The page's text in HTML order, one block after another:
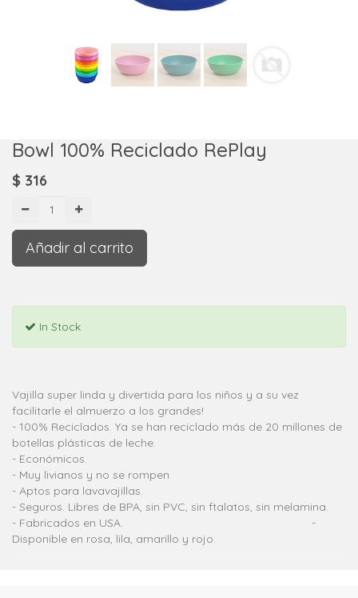
Bowl 100% Reciclado RePlay
$ 316
Añadir al carrito
In Stock
Vajilla super linda y divertida para los niños y a su vez
facilitarle el almuerzo a los grandes!
- 100% Reciclados. Ya se han reciclado más de 20 millones de
botellas plásticas de leche.
- Económicos.
- Muy livianos y no se rompen
- Aptos para lavavajillas.
- Seguros. Libres de BPA, sin PVC, sin ftalatos, sin melamina.
- Fabricados en USA. -
Disponible en rosa, lila, amarillo y rojo.